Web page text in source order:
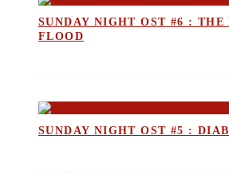
SUNDAY NIGHT OST #6 :
FLOOD
SUNDAY NIGHT OST #5 :